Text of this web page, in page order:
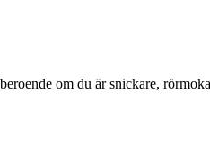
om du är snickare,